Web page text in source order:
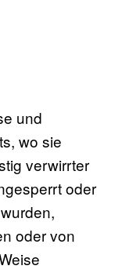
und
wo sie
verwirrter
oder
oder von